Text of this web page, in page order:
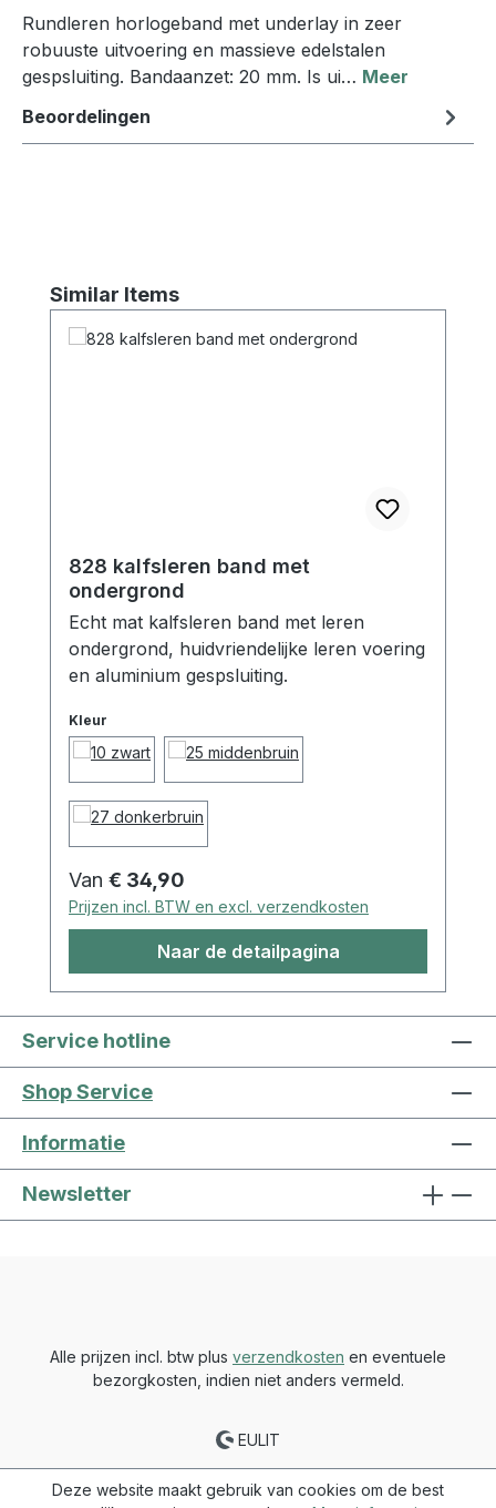
Rundleren horlogeband met underlay in zeer
robuuste uitvoering en massieve edelstalen
gespsluiting. Bandaanzet: 20 mm. Is ui… Meer
Beoordelingen
Productgalerij overslaan
Similar Items
828 kalfsleren band met
ondergrond
Echt mat kalfsleren band met leren
ondergrond, huidvriendelijke leren voering
en aluminium gespsluiting.
Kleur
Normale prijs:
Van € 34,90
Prijzen incl. BTW en excl. verzendkosten
Naar de detailpagina
Service hotline
Shop Service
Informatie
Newsletter
Alle prijzen incl. btw plus verzendkosten en eventuele
bezorgkosten, indien niet anders vermeld.
EULIT
Deze website maakt gebruik van cookies om de best